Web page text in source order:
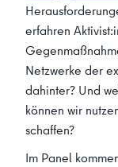
erfahren
Netzwerke der
dahinter? Und
können wir
schaffen?
Im Panel